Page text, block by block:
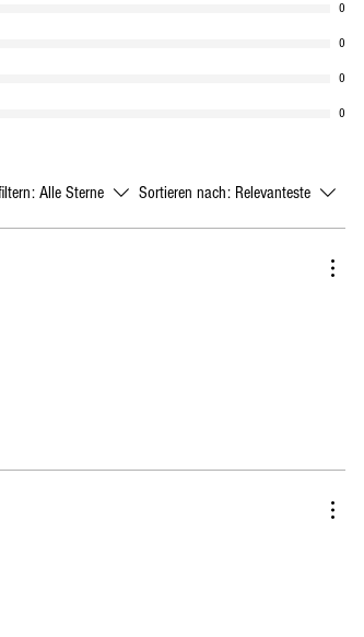
0
0
0
0
Alle Sterne Sortieren nach: Relevanteste